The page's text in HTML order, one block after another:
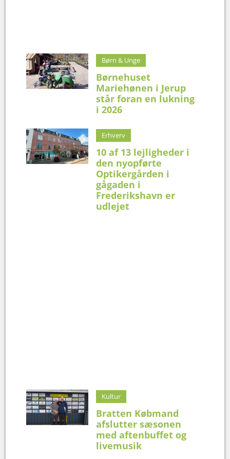
Børn & Unge
Børnehuset
Mariehønen i Jerup
står foran en lukning
i 2026
Erhverv
10 af 13 lejligheder i
den nyopførte
Optikergården i
gågaden i
Frederikshavn er
udlejet
Kultur
Bratten Købmand
afslutter sæsonen
med aftenbuffet og
livemusik